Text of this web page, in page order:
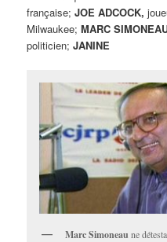
française;JOE ADCOCK,
Milwaukee;MARC
politicien;JANINE
Marc Simoneaune